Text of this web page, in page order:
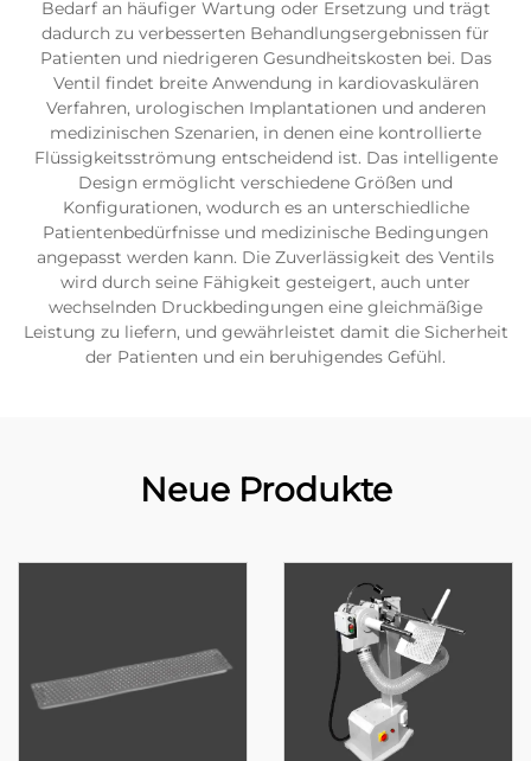
Bedarf an häufiger Wartung oder Ersetzung und trägt
dadurch zu verbesserten Behandlungsergebnissen für
Patienten und niedrigeren Gesundheitskosten bei. Das
Ventil findet breite Anwendung in kardiovaskulären
Verfahren, urologischen Implantationen und anderen
medizinischen Szenarien, in denen eine kontrollierte
Flüssigkeitsströmung entscheidend ist. Das intelligente
Design ermöglicht verschiedene Größen und
Konfigurationen, wodurch es an unterschiedliche
Patientenbedürfnisse und medizinische Bedingungen
angepasst werden kann. Die Zuverlässigkeit des Ventils
wird durch seine Fähigkeit gesteigert, auch unter
wechselnden Druckbedingungen eine gleichmäßige
Leistung zu liefern, und gewährleistet damit die Sicherheit
der Patienten und ein beruhigendes Gefühl.
Neue Produkte